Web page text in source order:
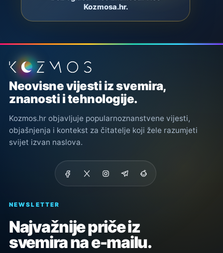
Kozmosa.hr.
Podnožje stranice
Neovisne vijesti iz svemira,
znanosti i tehnologije.
Kozmos.hr objavljuje popularnoznanstvene vijesti,
objašnjenja i kontekst za čitatelje koji žele razumjeti
svijet izvan naslova.
NEWSLETTER
Najvažnije priče iz
svemira na e-mailu.